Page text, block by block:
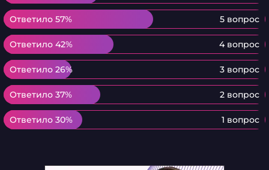
Ответило 57% 5 вопрос
Ответило 57%
Ответило 42% 4 вопрос
Ответило 42%
Ответило 26% 3 вопрос
Ответило 26%
Ответило 37% 2 вопрос
Ответило 37%
Ответило 30% 1 вопрос
Ответило 30%